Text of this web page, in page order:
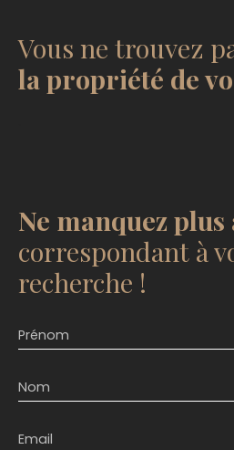
Vous ne trouvez
la propriété de
Ne manquez
correspondant à
recherche !
Prénom
Nom
Email